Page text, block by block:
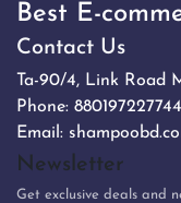
Best E-
Contact Us
Ta-90/4, Link Road
Phone:
Email:
Newsletter
Get exclusive deals and